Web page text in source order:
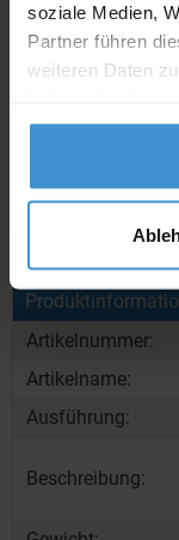
soziale Medien,
Partner führen
weiteren Daten
gesammelt
Werbeanbringung
der Produktion:
Artikelnummer:
Artikelname:
Ausführung:
Beschreibung: